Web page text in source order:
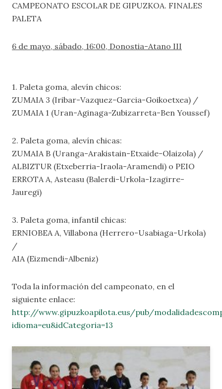
CAMPEONATO ESCOLAR DE GIPUZKOA. FINALES
PALETA
6 de mayo, sábado, 16:00, Donostia-Atano III
1. Paleta goma, alevín chicos:
ZUMAIA 3 (Iribar-Vazquez-Garcia-Goikoetxea) /
ZUMAIA 1 (Uran-Aginaga-Zubizarreta-Ben Youssef)
2. Paleta goma, alevín chicas:
ZUMAIA B (Uranga-Arakistain-Etxaide-Olaizola) /
ALBIZTUR (Etxeberria-Iraola-Aramendi) o PEIO
ERROTA A, Asteasu (Balerdi-Urkola-Izagirre-
Jauregi)
3. Paleta goma, infantil chicas:
ERNIOBEA A, Villabona (Herrero-Usabiaga-Urkola)
/
AIA (Eizmendi-Albeniz)
Toda la información del campeonato, en el
siguiente enlace:
http://www.gipuzkoapilota.eus/pub/
idioma=eu&idCategoria=13